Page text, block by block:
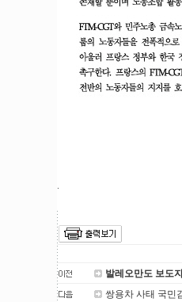
.
발레오만도 보도
쌍용차 사태 국민